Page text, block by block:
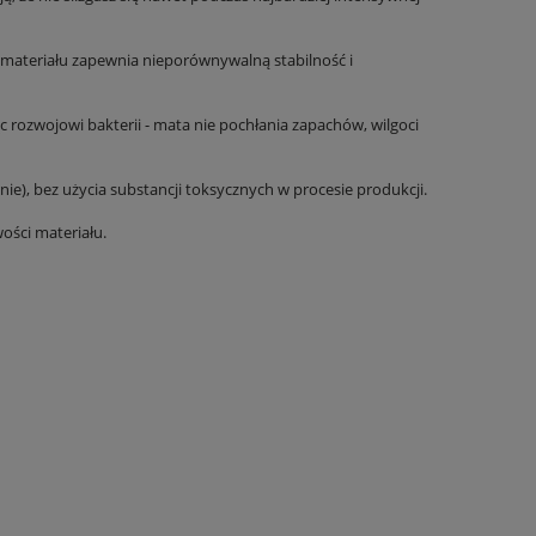
zapewnia nieporównywalną stabilność i
bakterii - mata nie pochłania zapachów, wilgoci
bez użycia substancji toksycznych w procesie produkcji.
materiału.